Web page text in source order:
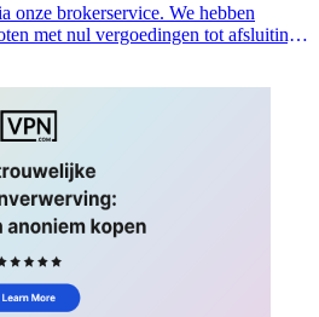
onze brokerservice. We hebben
met nul vergoedingen tot afsluiting.